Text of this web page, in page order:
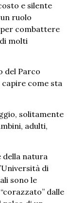
e silente
ruolo
combattere
molti
del Parco
come sta
solitamente
adulti,
della natura
di
sono le
dalle